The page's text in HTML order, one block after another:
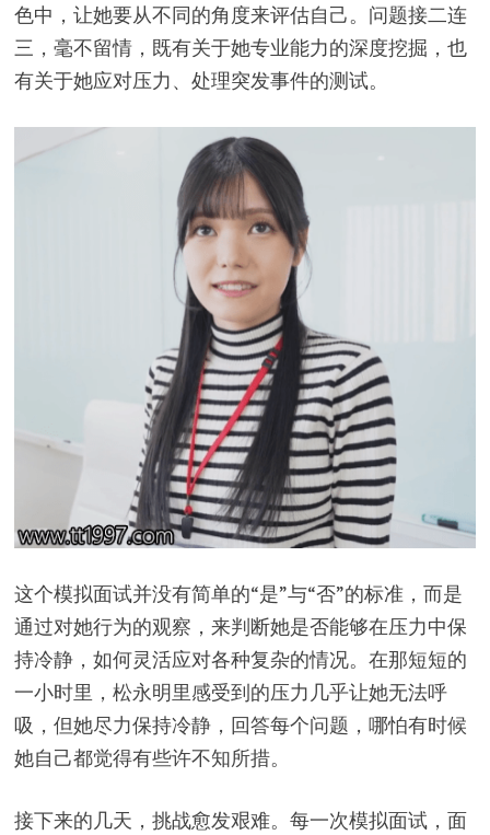
色中，让她要从不同的角度来评估自己。问题接二连
三，毫不留情，既有关于她专业能力的深度挖掘，也
有关于她应对压力、处理突发事件的测试。
这个模拟面试并没有简单的“是”与“否”的标准，而是
通过对她行为的观察，来判断她是否能够在压力中保
持冷静，如何灵活应对各种复杂的情况。在那短短的
一小时里，松永明里感受到的压力几乎让她无法呼
吸，但她尽力保持冷静，回答每个问题，哪怕有时候
她自己都觉得有些许不知所措。
接下来的几天，挑战愈发艰难。每一次模拟面试，面